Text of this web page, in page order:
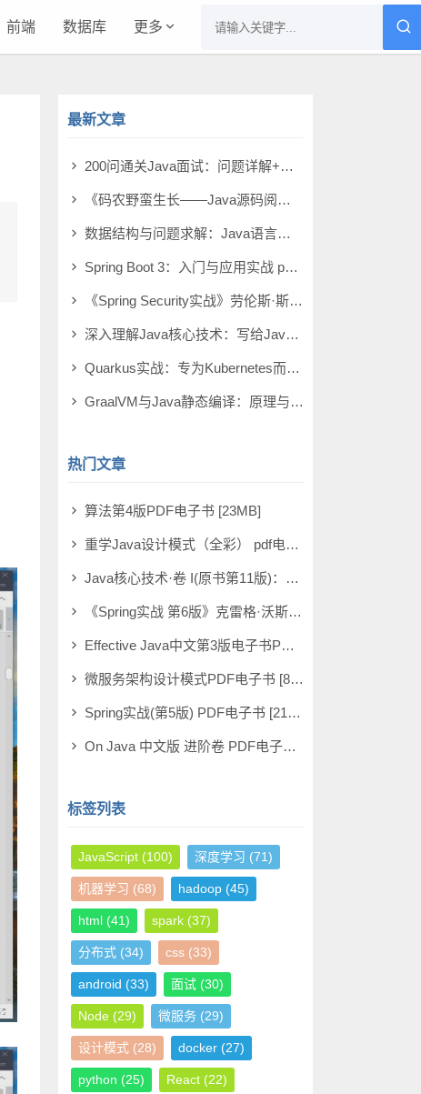
前端 数据库 更多
最新文章
200问通关Java面试：问题详解+实战模拟 pdf电子书[38MB]
《码农野蛮生长――Java源码阅读方法论》沈进群 pdf电子书[9MB]
数据结构与问题求解：Java语言描述（原书第4版） pdf电子书[133MB]
Spring Boot 3：入门与应用实战 pdf电子书[52MB]
《Spring Security实战》劳伦斯·斯皮尔卡 pdf电子书[65MB]
深入理解Java核心技术：写给Java工程师的干货笔记（基础篇） pdf电子书[45MB]
Quarkus实战：专为Kubernetes而优化的Java解决方案 pdf电子书[53MB]
GraalVM与Java静态编译：原理与应用 pdf电子书[24MB]
热门文章
算法第4版PDF电子书 [23MB]
重学Java设计模式（全彩） pdf电子书
Java核心技术·卷 I(原书第11版)：基础知识PDF电子书 [241MB]
《Spring实战 第6版》克雷格·沃斯 PDF电子书 [199MB]
Effective Java中文第3版电子书PDF [161MB]
微服务架构设计模式PDF电子书 [83MB]
Spring实战(第5版) PDF电子书 [216MB]
On Java 中文版 进阶卷 PDF电子书 [105MB]
标签列表
JavaScript (100) 深度学习 (71)
机器学习 (68) hadoop (45)
html (41) spark (37)
分布式 (34) css (33)
android (33) 面试 (30)
Node (29) 微服务 (29)
设计模式 (28) docker (27)
python (25) React (22)